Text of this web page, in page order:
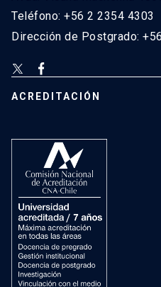
Teléfono: +56 2 2354 4303
Dirección de Postgrado:
ACREDITACIÓN